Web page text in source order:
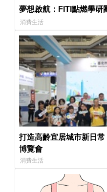
夢想啟航：FITI點燃學研
消費生活
打造高齡宜居城市新日
博覽會
消費生活